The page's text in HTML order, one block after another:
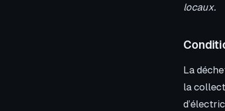
locaux.
La
la